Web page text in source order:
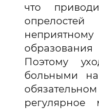
что
Поэтому
больными